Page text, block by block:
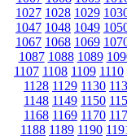
1027 1028 1029
1047 1048 1049
1067 1068 1069
1087 1088 1089
1107 1108 1109 1110
1128 1129 1130
1148 1149 1150
1168 1169 1170
1188 1189 1190